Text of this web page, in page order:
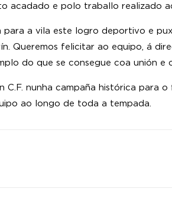
acadado e polo traballo realizado
a vila este logro deportivo e
Queremos felicitar ao equipo, á
do que se consegue coa unión e
nunha campaña histórica para
ao longo de toda a tempada.